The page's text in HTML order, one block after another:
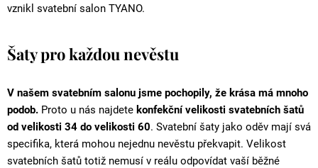
vznikl svatební salon TYANO.
Šaty pro každou nevěstu
V našem svatebním salonu jsme pochopily, že krása má mnoho
podob. Proto u nás najdete konfekční velikosti svatebních šatů
od velikosti 34 do velikosti 60. Svatební šaty jako oděv mají svá
specifika, která mohou nejednu nevěstu překvapit. Velikost
svatebních šatů totiž nemusí v reálu odpovídat vaší běžné